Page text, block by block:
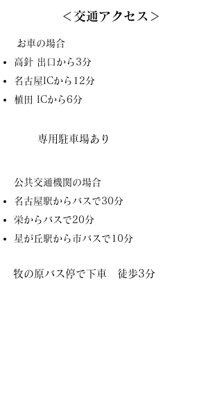
＜交通アクセス＞
お車の場合
高針 出口から3分
​名古屋ICから12分
植田 ICから6分
専用駐車場あり
公共交通機関の場合
名古屋駅からバスで30分
栄からバスで20分
星が丘駅から市バスで10分
牧の原バス停で下車 徒歩3分